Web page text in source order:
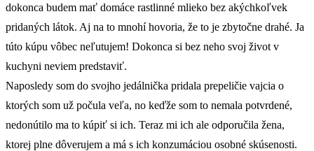
dokonca budem mať domáce rastlinné mlieko bez akýchkoľvek
pridaných látok. Aj na to mnohí hovoria, že to je zbytočne drahé. Ja
túto kúpu vôbec neľutujem! Dokonca si bez neho svoj život v
kuchyni neviem predstaviť.
Naposledy som do svojho jedálnička pridala prepeličie vajcia o
ktorých som už počula veľa, no keďže som to nemala potvrdené,
nedonútilo ma to kúpiť si ich. Teraz mi ich ale odporučila žena,
ktorej plne dôverujem a má s ich konzumáciou osobné skúsenosti.